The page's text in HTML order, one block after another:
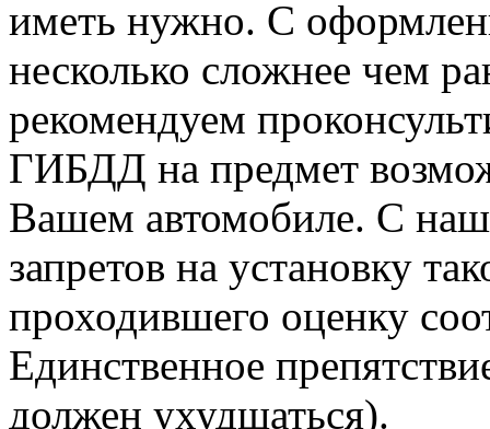
иметь нужно. С
несколько сложнее чем
рекомендуем
ГИБДД на предмет
Вашем автомобиле. С
запретов на установку
проходившего оценку
Единственное
должен ухудшаться).